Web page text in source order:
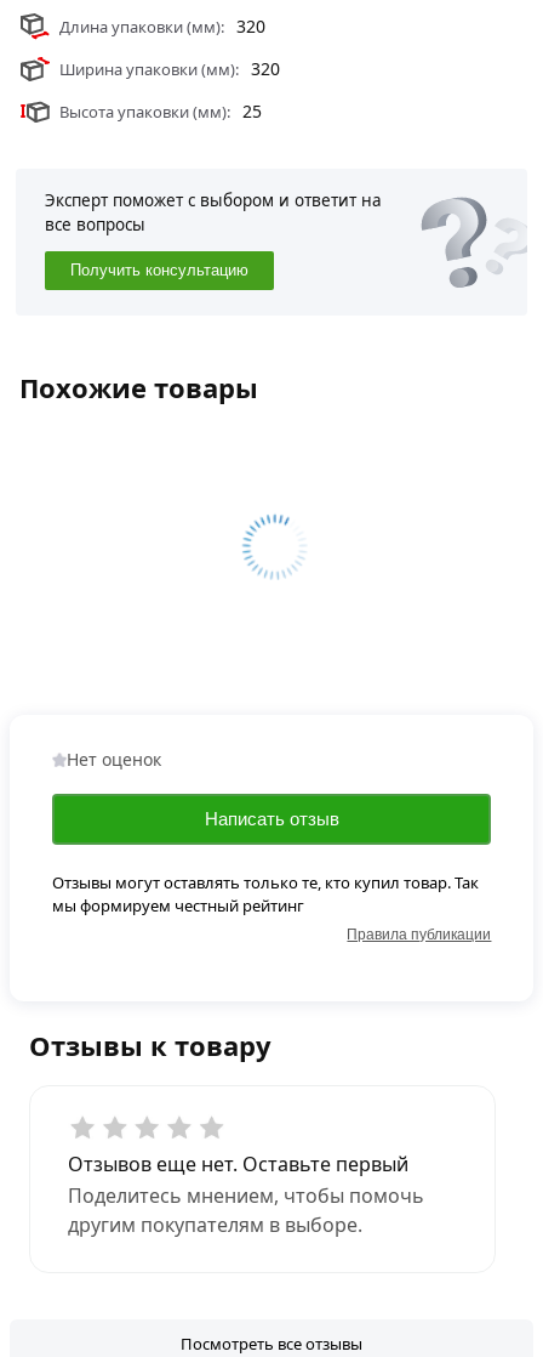
Длина упаковки (мм): 320
Ширина упаковки (мм): 320
Высота упаковки (мм): 25
Эксперт поможет с выбором и ответит на
все вопросы
Получить консультацию
Похожие товары
Отзывы к товару
Отзывов еще нет. Оставьте первый
Поделитесь мнением, чтобы помочь
другим покупателям в выборе.
Посмотреть все отзывы
Нет оценок
Написать отзыв
Отзывы могут оставлять только те, кто купил товар. Так
мы формируем честный рейтинг
Правила публикации